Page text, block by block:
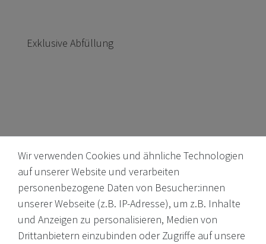
Exklusive Abfüllung
Internationale Weine, Brände, Feinkost & mehr. Entdecken Sie
unser Sortiment online oder in unserem Ladengeschäft. Wenn
Sie Fragen haben, wenden Sie sich an uns.
Wir verwenden Cookies und ähnliche Technologien
auf unserer Website und verarbeiten
personenbezogene Daten von Besucher:innen
unserer Webseite (z.B. IP-Adresse), um z.B. Inhalte
und Anzeigen zu personalisieren, Medien von
Drittanbietern einzubinden oder Zugriffe auf unsere